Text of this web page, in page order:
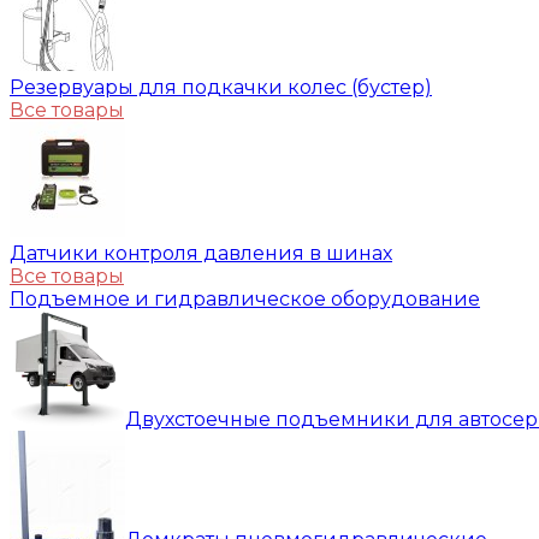
Резервуары для подкачки колес (бустер)
Все товары
Датчики контроля давления в шинах
Все товары
Подъемное и гидравлическое оборудование
Двухстоечные подъемники для